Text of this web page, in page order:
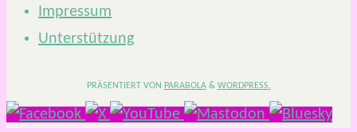
Impressum
Unterstützung
PRÄSENTIERT VON PARABOLA& WORDPRESS.